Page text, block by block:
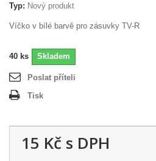
Typ: Nový produkt
Víčko v bílé barvě pro zásuvky TV-R
40 ks Skladem
Poslat příteli
Tisk
15 Kč s DPH